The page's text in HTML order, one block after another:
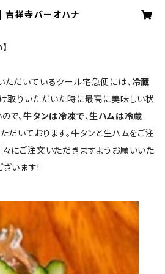
吉祥寺バーオハナ
だいているクール宅急便には、 冷蔵
取りいただいた時に最高に美味しい状
で、 牛タンは冷凍で、生ハムは冷蔵
だいております。牛タンと生ハムをご注
にご注文いただきますようお願いいた
ざいます!